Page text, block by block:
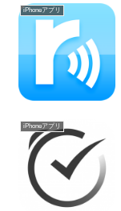
iPhoneアプリ
iPhoneアプリ